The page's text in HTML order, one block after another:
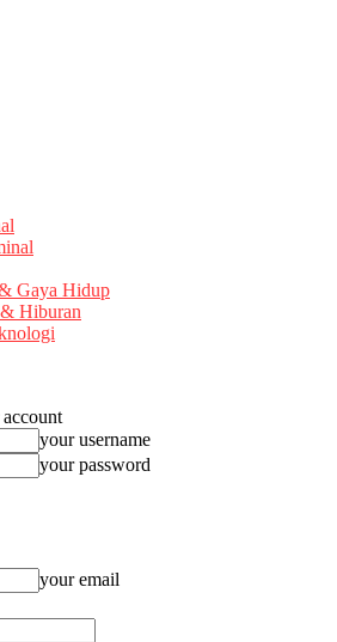
Gaya Hidup
Hiburan
your username
your password
your email